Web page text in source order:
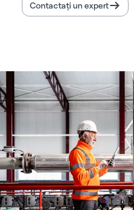
Contactați un expert